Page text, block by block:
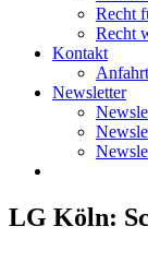
Recht
Recht
Kontakt
Anfahrt
Newsletter
LG Köln: